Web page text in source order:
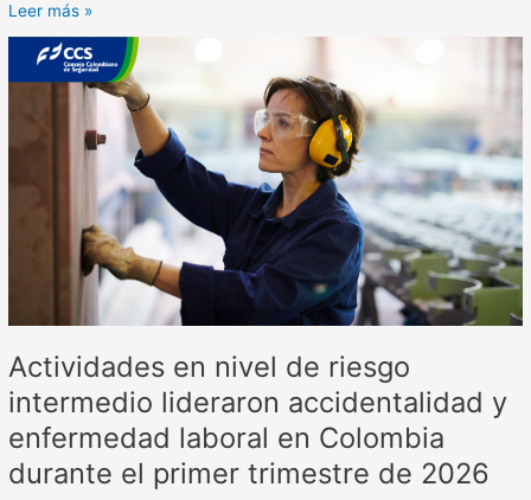
Leer más »
Actividades en nivel de riesgo
intermedio lideraron accidentalidad y
enfermedad laboral en Colombia
durante el primer trimestre de 2026
Actividades
accidentalidad
enfermedad
Colombia
durante
el
primer
trimestre